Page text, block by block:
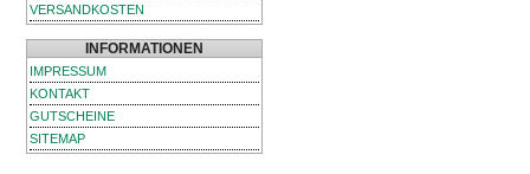
VERSANDKOSTEN
INFORMATIONEN
IMPRESSUM
KONTAKT
GUTSCHEINE
SITEMAP